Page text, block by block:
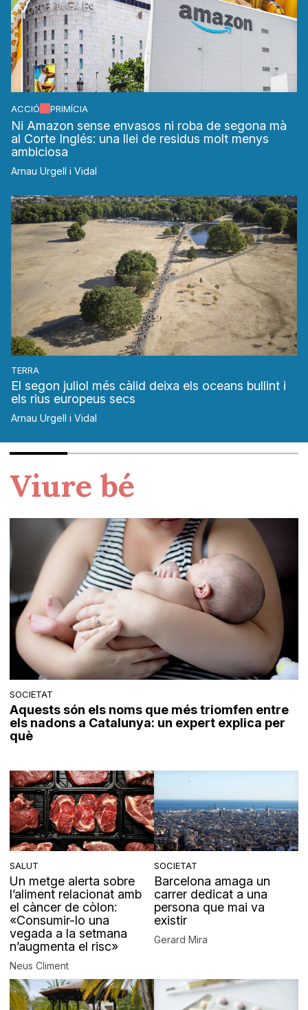
ACCIÓ PRIMÍCIA
Ni Amazon sense envasos ni roba de segona mà
al Corte Inglés: una llei de residus molt menys
ambiciosa
Arnau Urgell i Vidal
TERRA
El segon juliol més càlid deixa els oceans bullint i
els rius europeus secs
Arnau Urgell i Vidal
Viure bé
SOCIETAT
Aquests són els noms que més triomfen entre
els nadons a Catalunya: un expert explica per
què
SALUT
Un metge alerta sobre
l’aliment relacionat amb
el càncer de còlon:
«Consumir-lo una
vegada a la setmana
n’augmenta el risc»
Neus Climent
SOCIETAT
Barcelona amaga un
carrer dedicat a una
persona que mai va
existir
Gerard Mira